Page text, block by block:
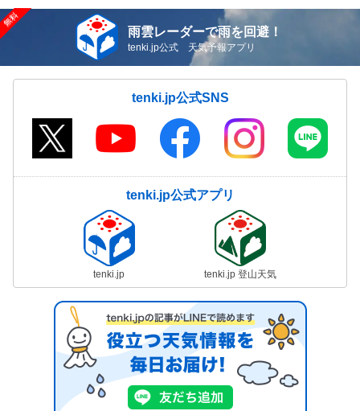
雨雲レーダーで雨を回避！
tenki.jp公式 天気予報アプリ
tenki.jp公式SNS
tenki.jp公式アプリ
tenki.jp tenki.jp 登山天気